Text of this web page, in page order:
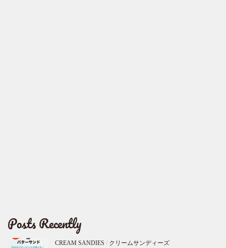
Posts Recently
CREAM SANDIES / クリームサンディーズ